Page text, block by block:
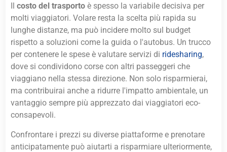
Ilcosto del trasporto è spesso la variabile decisiva per
molti viaggiatori. Volare resta la scelta più rapida su
lunghe distanze, ma può incidere molto sul budget
rispetto a soluzioni come la guida o l'autobus. Un trucco
per contenere le spese è valutare servizi di ridesharing,
dove si condividono corse con altri passeggeri che
viaggiano nella stessa direzione. Non solo risparmierai,
ma contribuirai anche a ridurre l'impatto ambientale, un
vantaggio sempre più apprezzato dai viaggiatori eco-
consapevoli.
Confrontare i prezzi su diverse piattaforme e prenotare
anticipatamente può aiutarti a risparmiare ulteriormente,